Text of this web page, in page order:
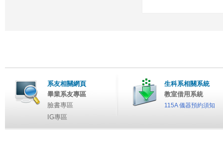
系友相關網頁
畢業系友專區
臉書專區
IG專區
生科系相關系統
教室借用系統
115A 儀器預約須知